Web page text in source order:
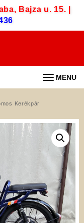
Bajza u. 15. |
MENU
Kerékpár